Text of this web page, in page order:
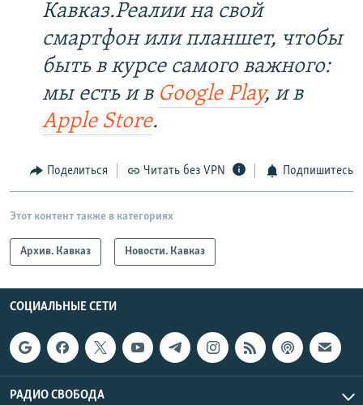
Кавказ.Реалии на свой
смартфон или планшет, чтобы
быть в курсе самого важного:
мы есть и в Google Play, и в
Apple Store.
Поделиться Читать без VPN Подпишитесь
Этот контент также в категориях
Архив. Кавказ Новости. Кавказ
СОЦИАЛЬНЫЕ СЕТИ
РАДИО СВОБОДА